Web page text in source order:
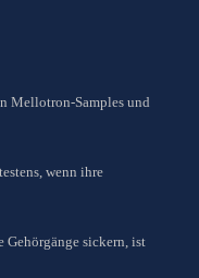
Mellotron-Samples und
wenn ihre
sickern, ist